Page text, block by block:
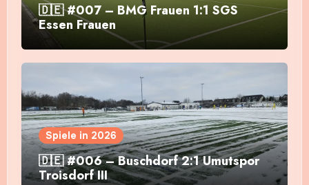
🇩🇪 #007 – BMG Frauen 1:1 SGS
Essen Frauen
Spiele in 2026
🇩🇪 #006 – Buschdorf 2:1 Umutspor
Troisdorf III